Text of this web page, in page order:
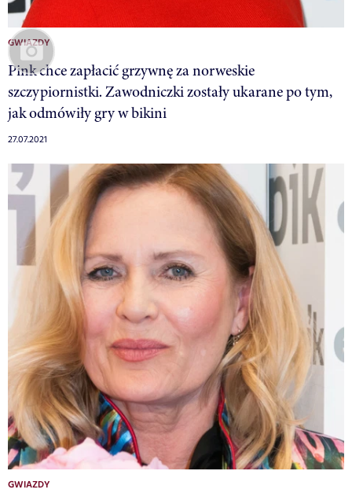
GWIAZDY
Pink chce zapłacić grzywnę za norweskie
szczypiornistki. Zawodniczki zostały ukarane po tym,
jak odmówiły gry w bikini
27.07.2021
GWIAZDY